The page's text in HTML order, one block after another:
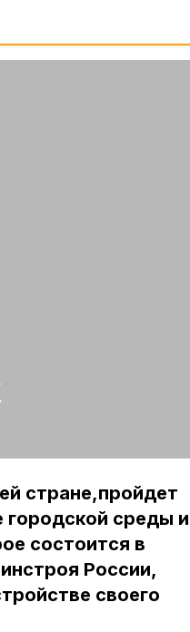
стране,пройдет
городской среды и
состоится в
России,
своего